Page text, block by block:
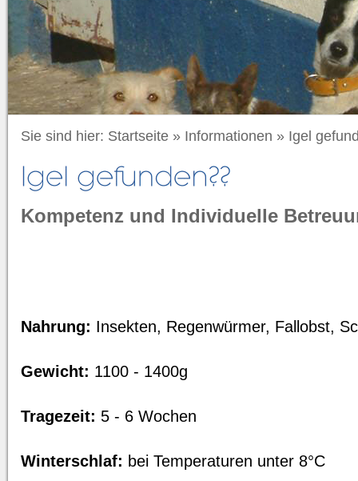
Sie sind hier: Startseite » Informationen » Igel
Kompetenz und Individuelle
Nahrung: Insekten, Regenwürmer, Fallobst,
Gewicht: 1100 - 1400g
Tragezeit: 5 - 6 Wochen
Winterschlaf: bei Temperaturen unter 8°C